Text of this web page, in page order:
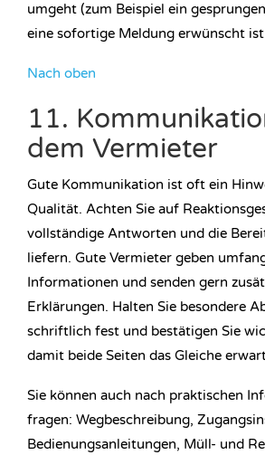
umgeht (zum Beispiel ein
eine sofortige Meldung erwünscht
Nach oben
11.
dem Vermieter
Gute Kommunikation ist oft ein
Qualität. Achten Sie auf
vollständige Antworten und die
liefern. Gute Vermieter geben
Informationen und senden gern
Erklärungen. Halten Sie besondere
schriftlich fest und bestätigen Sie
damit beide Seiten das Gleiche
Sie können auch nach praktischen
fragen: Wegbeschreibung,
Bedienungsanleitungen, Müll- und